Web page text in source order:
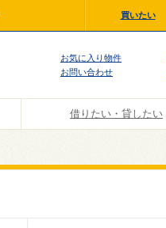
買いたい
お気に入り物件
お問い合わせ
借りたい・貸したい